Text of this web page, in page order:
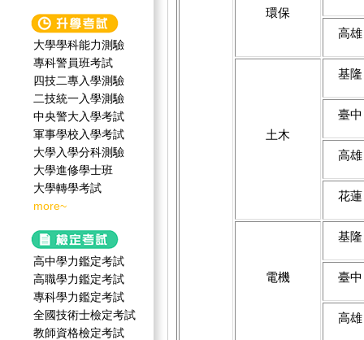
大學學科能力測驗
專科警員班考試
四技二專入學測驗
二技統一入學測驗
中央警大入學考試
軍事學校入學考試
大學入學分科測驗
大學進修學士班
大學轉學考試
more~
高中學力鑑定考試
高職學力鑑定考試
專科學力鑑定考試
全國技術士檢定考試
教師資格檢定考試
環保
高雄
土木
基隆
臺中
高雄
花蓮
電機
基隆
臺中
高雄